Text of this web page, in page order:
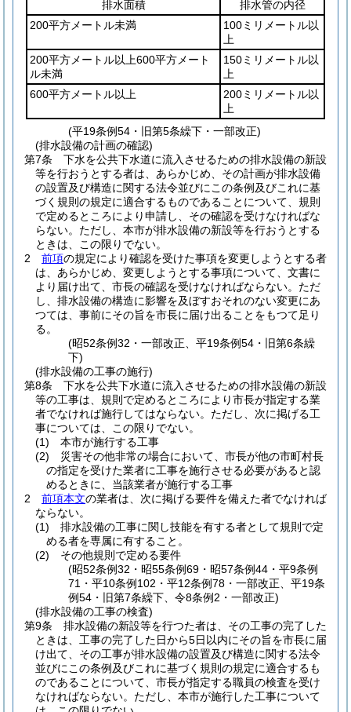
排水面積
排水管の内径
200平方メートル未満
100ミリメートル以
上
200平方メートル以上600平方メート
ル未満
150ミリメートル以
上
600平方メートル以上
200ミリメートル以
上
(平19条例54・旧第5条繰下・一部改正)
(排水設備の計画の確認)
第7条
下水を公共下水道に流入させるための排水設備の新設
等を行おうとする者は、あらかじめ、その計画が排水設備
の設置及び構造に関する法令並びにこの条例及びこれに基
づく規則の規定に適合するものであることについて、規則
で定めるところにより申請し、その確認を受けなければな
らない。 ただし、本市が排水設備の新設等を行おうとする
ときは、この限りでない。
2
前項の規定により確認を受けた事項を変更しようとする者
は、あらかじめ、変更しようとする事項について、文書に
より届け出て、市長の確認を受けなければならない。 ただ
し、排水設備の構造に影響を及ぼすおそれのない変更にあ
つては、事前にその旨を市長に届け出ることをもつて足り
る。
(昭52条例32・一部改正、平19条例54・旧第6条繰
下)
(排水設備の工事の施行)
第8条
下水を公共下水道に流入させるための排水設備の新設
等の工事は、規則で定めるところにより市長が指定する業
者でなければ施行してはならない。 ただし、次に掲げる工
事については、この限りでない。
(1)
本市が施行する工事
(2)
災害その他非常の場合において、市長が他の市町村長
の指定を受けた業者に工事を施行させる必要があると認
めるときに、当該業者が施行する工事
2
前項本文の業者は、次に掲げる要件を備えた者でなければ
ならない。
(1)
排水設備の工事に関し技能を有する者として規則で定
める者を専属に有すること。
(2)
その他規則で定める要件
(昭52条例32・昭55条例69・昭57条例44・平9条例
71・平10条例102・平12条例78・一部改正、平19条
例54・旧第7条繰下、令8条例2・一部改正)
(排水設備の工事の検査)
第9条
排水設備の新設等を行つた者は、その工事の完了した
ときは、工事の完了した日から5日以内にその旨を市長に届
け出て、その工事が排水設備の設置及び構造に関する法令
並びにこの条例及びこれに基づく規則の規定に適合するも
のであることについて、市長が指定する職員の検査を受け
なければならない。 ただし、本市が施行した工事について